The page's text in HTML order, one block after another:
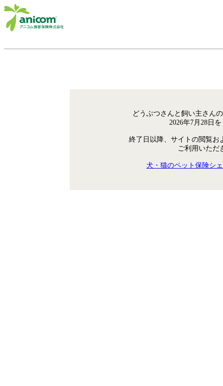
どうぶつさんと飼い主さん
2026年7月28日
終了日以降、サイトの閲覧お
ご利用いただ
犬・猫のペット保険シ